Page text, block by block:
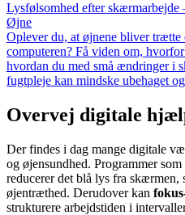
Lysfølsomhed efter skærmarbejde
Øjne
Oplever du, at øjnene bliver trætte
computeren? Få viden om,
hvordan du med små ændringer i
fugtpleje kan mindske ubehaget
Overvej digitale
Der findes i dag mange digitale
og øjensundhed. Programmer som
reducerer det blå lys fra
øjentræthed. Derudover kan
strukturere arbejdstiden i